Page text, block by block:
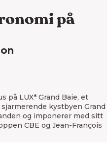
på
på LUX* Grand Baie, et
kystbyen Grand
og imponerer med sitt
CBE og Jean-François